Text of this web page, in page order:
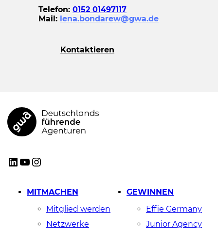
Telefon: 0152 01497117
Mail: lena.bondarew@gwa.de
Kontaktieren
LinkedIn
YouTube
Instagram
MITMACHEN
Mitglied werden
Netzwerke
GEWINNEN
Effie Germany
Junior Agency